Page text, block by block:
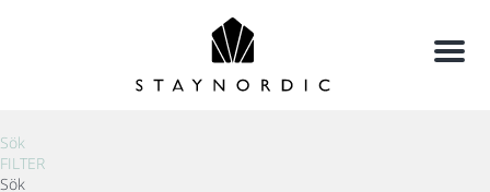
Meny
Sök
FILTER
Sök